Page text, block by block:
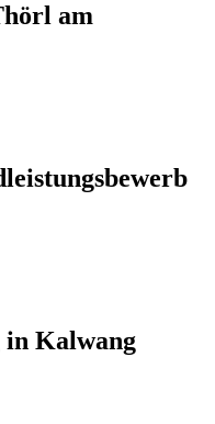
am
Kalwang